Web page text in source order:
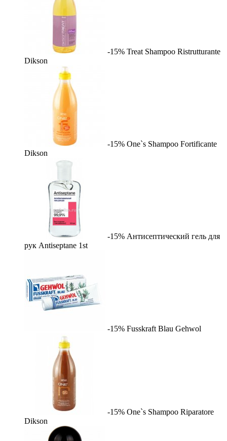
-15% Treat Shampoo Ristrutturante
Dikson
-15% One`s Shampoo Fortificante
Dikson
-15% Антисептический гель для
рук Antiseptane 1st
-15% Fusskraft Blau Gehwol
-15% One`s Shampoo Riparatore
Dikson